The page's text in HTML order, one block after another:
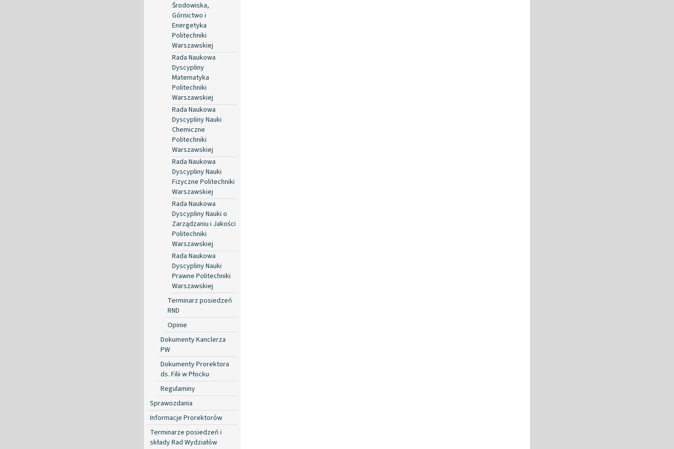
Środowiska,
Górnictwo i
Energetyka
Politechniki
Warszawskiej
Rada Naukowa
Dyscypliny
Matematyka
Politechniki
Warszawskiej
Rada Naukowa
Dyscypliny Nauki
Chemiczne
Politechniki
Warszawskiej
Rada Naukowa
Dyscypliny Nauki
Fizyczne Politechniki
Warszawskiej
Rada Naukowa
Dyscypliny Nauki o
Zarządzaniu i Jakości
Politechniki
Warszawskiej
Rada Naukowa
Dyscypliny Nauki
Prawne Politechniki
Warszawskiej
Terminarz posiedzeń
RND
Opinie
Dokumenty Kanclerza
PW
Dokumenty Prorektora
ds. Filii w Płocku
Regulaminy
Sprawozdania
Informacje Prorektorów
Terminarze posiedzeń i
składy Rad Wydziałów